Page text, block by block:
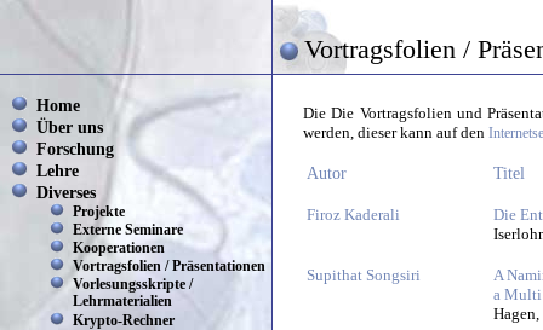
Vortragsfolien /
Home
Über uns
Forschung
Lehre
Diverses
Projekte
Externe Seminare
Kooperationen
Vortragsfolien / Präsentationen
Vorlesungsskripte /
Lehrmaterialien
Krypto-Rechner
Die Die Vortragsfolien und
werden, dieser kann auf den
Autor Titel
Firoz Kaderali
Die
Supithat Songsiri
A
a Multi